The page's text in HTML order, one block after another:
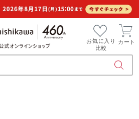
お気に入り
比較
カート